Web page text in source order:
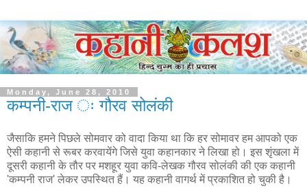
Monday, June 28, 2010
कम्पनी-राज ‍ः गौरव सोलंकी
जैसाकि हमने पिछले सोमवार को वादा किया था कि हर सोमावर हम आपको एक
ऐसी कहानी से रूबर करवायेंगे जिसे युवा कहानकार ने लिखा हो। इस शृंखला में
दूसरी कहानी के तौर पर मशहूर युवा कवि-लेखक गौरव सोलंकी की एक कहानी
'कम्पनी राज' लेकर उपस्थित हैं। यह कहानी वागर्थ में प्रकाशित हो चुकी है।